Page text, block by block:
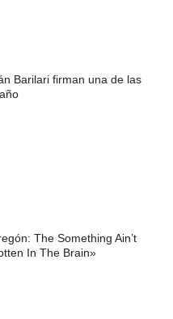
Barilari firman una de las
The Something Ain’t
In The Brain»